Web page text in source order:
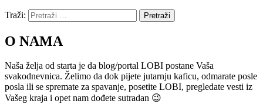
Traži: Pretraži
O NAMA
Naša želja od starta je da blog/portal LOBI postane Vaša
svakodnevnica. Želimo da dok pijete jutarnju kaficu, odmarate posle
posla ili se spremate za spavanje, posetite LOBI, pregledate vesti iz
Vašeg kraja i opet nam dođete sutradan 😉